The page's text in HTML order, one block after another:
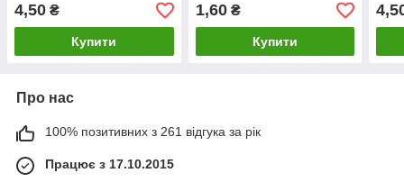
4,50 ₴
Купити
1,60₴
Купити
Про нас
100% позитивних з 261 відгука за рік
Працює з 17.10.2015